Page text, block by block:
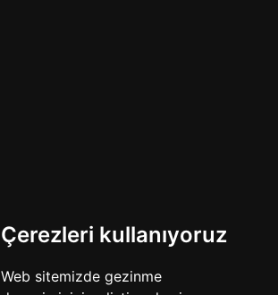
Çerezleri kullanıyoruz
Web sitemizde gezinme